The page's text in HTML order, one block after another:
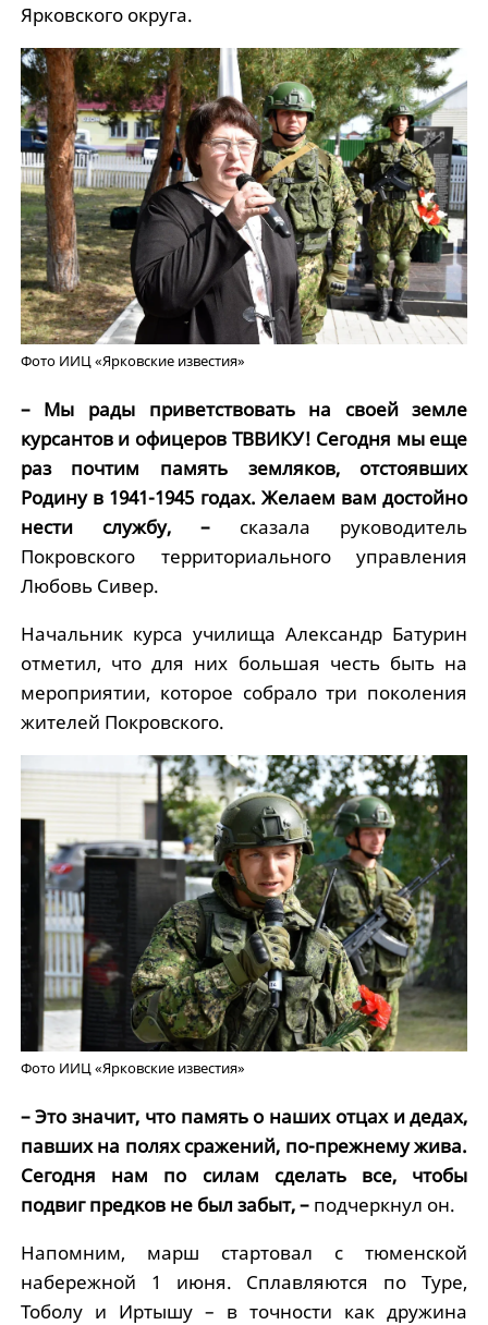
Ярковского округа.
Фото ИИЦ «Ярковские известия»
– Мы рады приветствовать на своей земле
курсантов и офицеров ТВВИКУ! Сегодня мы еще
раз почтим память земляков, отстоявших
Родину в 1941-1945 годах. Желаем вам достойно
нести службу, – сказала руководитель
Покровского территориального управления
Любовь Сивер.
Начальник курса училища Александр Батурин
отметил, что для них большая честь быть на
мероприятии, которое собрало три поколения
жителей Покровского.
Фото ИИЦ «Ярковские известия»
– Это значит, что память о наших отцах и дедах,
павших на полях сражений, по-прежнему жива.
Сегодня нам по силам сделать все, чтобы
подвиг предков не был забыт, –подчеркнул он.
Напомним, марш стартовал с тюменской
набережной 1 июня. Сплавляются по Туре,
Тоболу и Иртышу – в точности как дружина